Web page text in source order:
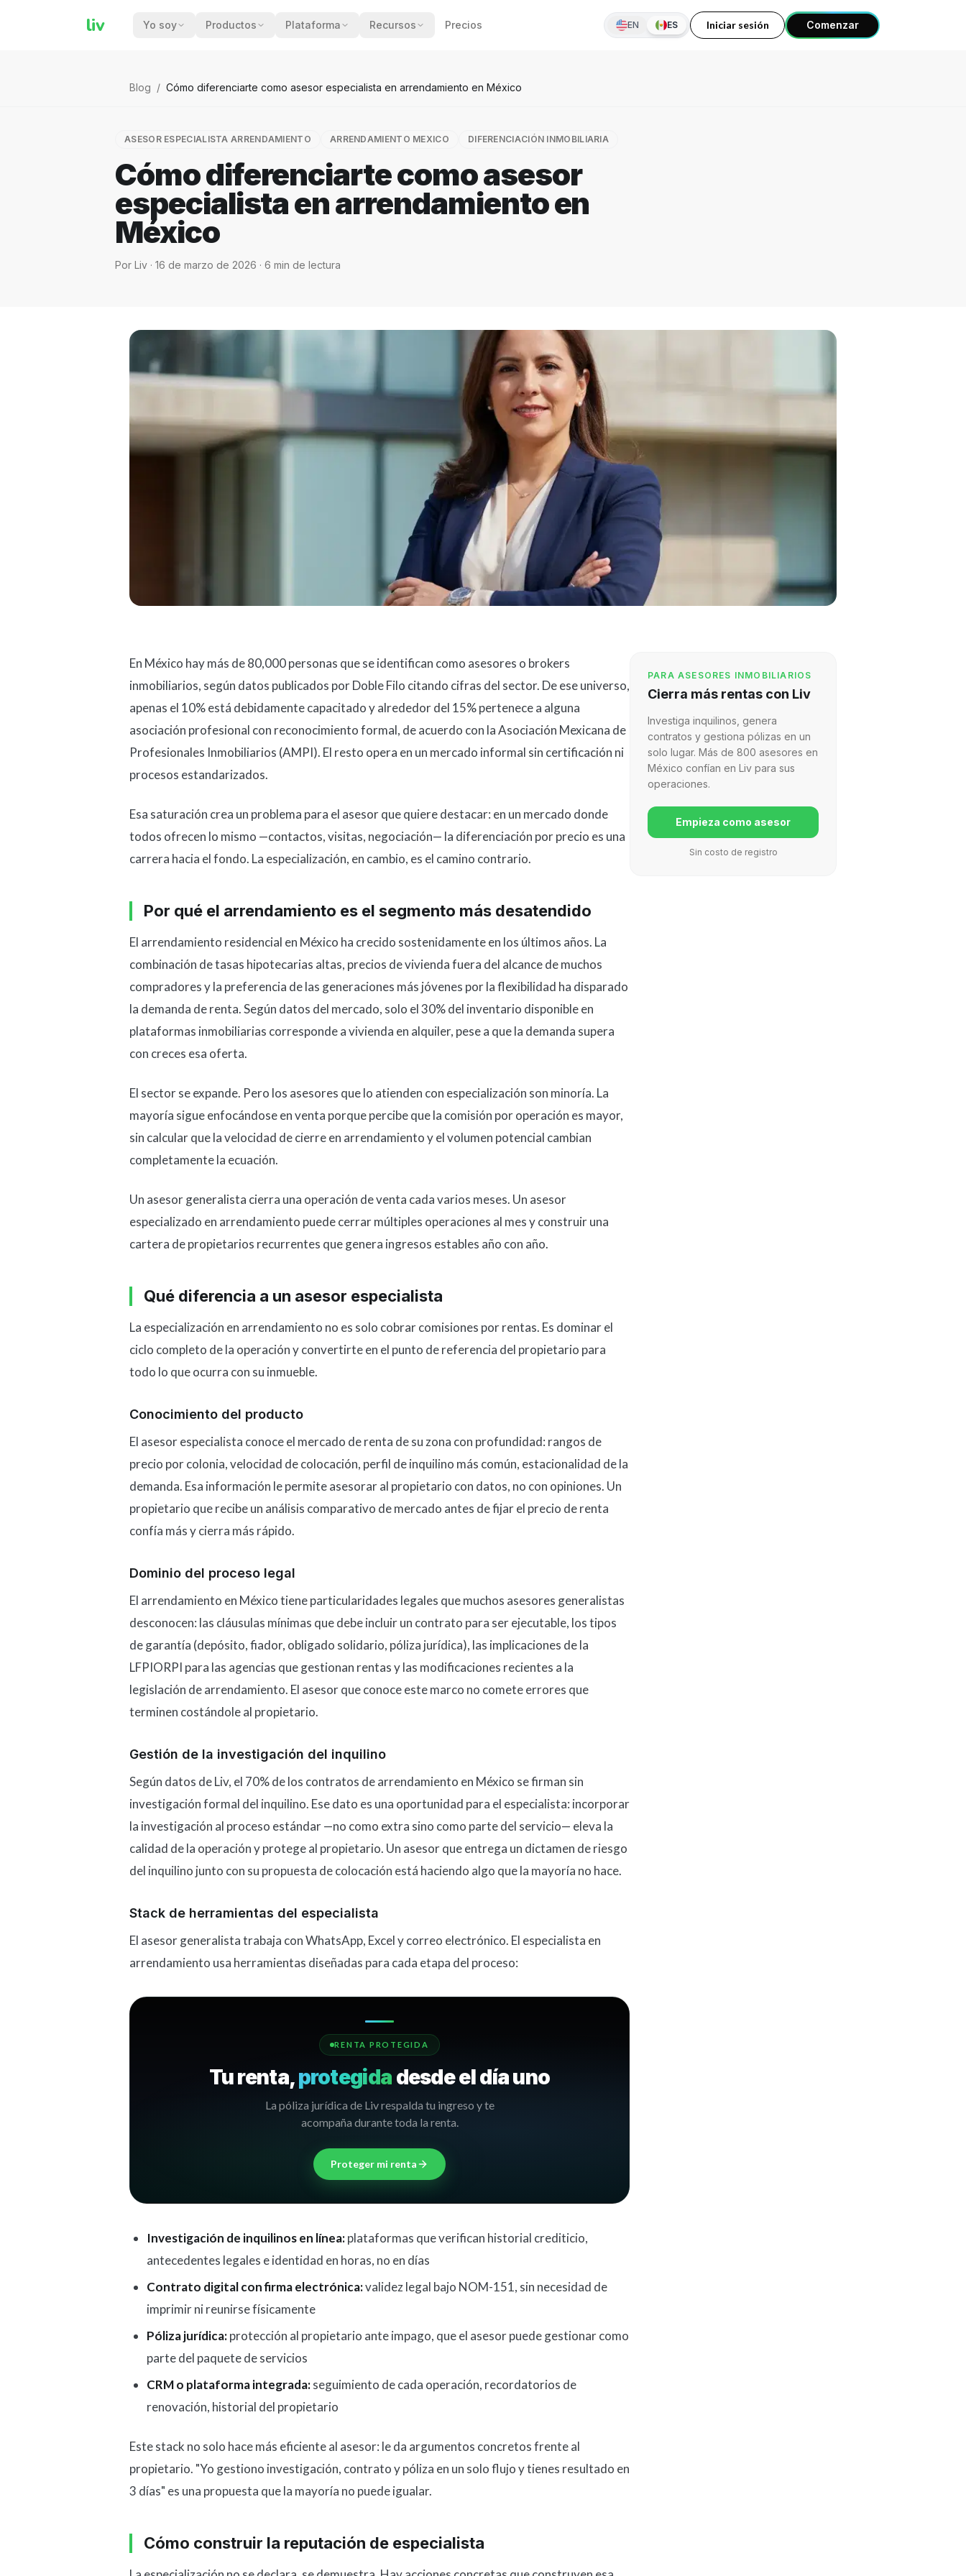
liv Yo soy Productos Plataforma Recursos Precios EN ES Iniciar sesión Comenzar
Blog / Cómo diferenciarte como asesor especialista en arrendamiento en México
ASESOR ESPECIALISTA ARRENDAMIENTO ARRENDAMIENTO MEXICO DIFERENCIACIÓN INMOBILIARIA
Cómo diferenciarte como asesor
especialista en arrendamiento en
México
Por Liv · 16 de marzo de 2026 · 6 min de lectura
En México hay más de 80,000 personas que se identifican como asesores o brokers
inmobiliarios, según datos publicados por Doble Filo citando cifras del sector. De ese universo,
apenas el 10% está debidamente capacitado y alrededor del 15% pertenece a alguna
asociación profesional con reconocimiento formal, de acuerdo con la Asociación Mexicana de
Profesionales Inmobiliarios (AMPI). El resto opera en un mercado informal sin certificación ni
procesos estandarizados.
Esa saturación crea un problema para el asesor que quiere destacar: en un mercado donde
todos ofrecen lo mismo —contactos, visitas, negociación— la diferenciación por precio es una
carrera hacia el fondo. La especialización, en cambio, es el camino contrario.
Por qué el arrendamiento es el segmento más desatendido
El arrendamiento residencial en México ha crecido sostenidamente en los últimos años. La
combinación de tasas hipotecarias altas, precios de vivienda fuera del alcance de muchos
compradores y la preferencia de las generaciones más jóvenes por la flexibilidad ha disparado
la demanda de renta. Según datos del mercado, solo el 30% del inventario disponible en
plataformas inmobiliarias corresponde a vivienda en alquiler, pese a que la demanda supera
con creces esa oferta.
El sector se expande. Pero los asesores que lo atienden con especialización son minoría. La
mayoría sigue enfocándose en venta porque percibe que la comisión por operación es mayor,
sin calcular que la velocidad de cierre en arrendamiento y el volumen potencial cambian
completamente la ecuación.
Un asesor generalista cierra una operación de venta cada varios meses. Un asesor
especializado en arrendamiento puede cerrar múltiples operaciones al mes y construir una
cartera de propietarios recurrentes que genera ingresos estables año con año.
Qué diferencia a un asesor especialista
La especialización en arrendamiento no es solo cobrar comisiones por rentas. Es dominar el
ciclo completo de la operación y convertirte en el punto de referencia del propietario para
todo lo que ocurra con su inmueble.
Conocimiento del producto
El asesor especialista conoce el mercado de renta de su zona con profundidad: rangos de
precio por colonia, velocidad de colocación, perfil de inquilino más común, estacionalidad de la
demanda. Esa información le permite asesorar al propietario con datos, no con opiniones. Un
propietario que recibe un análisis comparativo de mercado antes de fijar el precio de renta
confía más y cierra más rápido.
Dominio del proceso legal
El arrendamiento en México tiene particularidades legales que muchos asesores generalistas
desconocen: las cláusulas mínimas que debe incluir un contrato para ser ejecutable, los tipos
de garantía (depósito, fiador, obligado solidario, póliza jurídica), las implicaciones de la
LFPIORPI para las agencias que gestionan rentas y las modificaciones recientes a la
legislación de arrendamiento. El asesor que conoce este marco no comete errores que
terminen costándole al propietario.
Gestión de la investigación del inquilino
Según datos de Liv, el 70% de los contratos de arrendamiento en México se firman sin
investigación formal del inquilino. Ese dato es una oportunidad para el especialista: incorporar
la investigación al proceso estándar —no como extra sino como parte del servicio— eleva la
calidad de la operación y protege al propietario. Un asesor que entrega un dictamen de riesgo
del inquilino junto con su propuesta de colocación está haciendo algo que la mayoría no hace.
Stack de herramientas del especialista
El asesor generalista trabaja con WhatsApp, Excel y correo electrónico. El especialista en
arrendamiento usa herramientas diseñadas para cada etapa del proceso:
RENTA PROTEGIDA
Tu renta,protegida desde el día uno
La póliza jurídica de Liv respalda tu ingreso y te
acompaña durante toda la renta.
Proteger mi renta
Investigación de inquilinos en línea:plataformas que verifican historial crediticio,
antecedentes legales e identidad en horas, no en días
Contrato digital con firma electrónica:validez legal bajo NOM-151, sin necesidad de
imprimir ni reunirse físicamente
Póliza jurídica:protección al propietario ante impago, que el asesor puede gestionar como
parte del paquete de servicios
CRM o plataforma integrada:seguimiento de cada operación, recordatorios de
renovación, historial del propietario
Este stack no solo hace más eficiente al asesor: le da argumentos concretos frente al
propietario. "Yo gestiono investigación, contrato y póliza en un solo flujo y tienes resultado en
3 días" es una propuesta que la mayoría no puede igualar.
Cómo construir la reputación de especialista
PARA ASESORES INMOBILIARIOS
Cierra más rentas con Liv
Investiga inquilinos, genera
contratos y gestiona pólizas en un
solo lugar. Más de 800 asesores en
México confían en Liv para sus
operaciones.
Empieza como asesor
Sin costo de registro